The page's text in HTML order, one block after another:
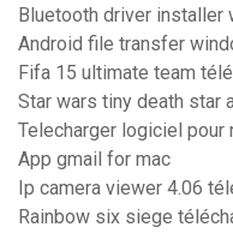
Bluetooth driver
Android file transfer
Fifa 15 ultimate team
Star wars tiny death star
Telecharger logiciel pour
App gmail for mac
Ip camera viewer 4.06
Rainbow six siege